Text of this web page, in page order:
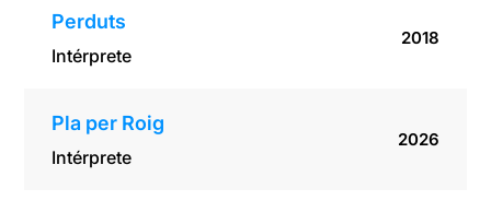
Perduts
Intérprete
2018
Pla per Roig
Intérprete
2026